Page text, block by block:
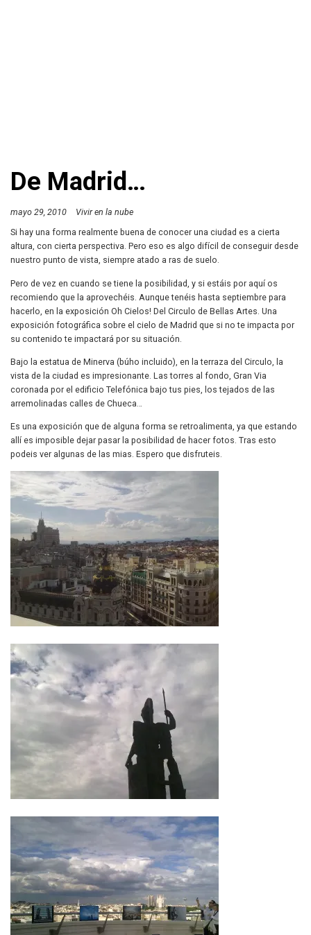
De Madrid…
mayo 29, 2010
Vivir en la nube
Si hay una forma realmente buena de conocer una ciudad es a cierta
altura, con cierta perspectiva. Pero eso es algo difícil de conseguir desde
nuestro punto de vista, siempre atado a ras de suelo.
Pero de vez en cuando se tiene la posibilidad, y si estáis por aquí os
recomiendo que la aprovechéis. Aunque tenéis hasta septiembre para
hacerlo, en la exposición Oh Cielos! Del Circulo de Bellas Artes. Una
exposición fotográfica sobre el cielo de Madrid que si no te impacta por
su contenido te impactará por su situación.
Bajo la estatua de Minerva (búho incluido), en la terraza del Circulo, la
vista de la ciudad es impresionante. Las torres al fondo, Gran Via
coronada por el edificio Telefónica bajo tus pies, los tejados de las
arremolinadas calles de Chueca…
Es una exposición que de alguna forma se retroalimenta, ya que estando
allí es imposible dejar pasar la posibilidad de hacer fotos. Tras esto
podeis ver algunas de las mias. Espero que disfruteis.